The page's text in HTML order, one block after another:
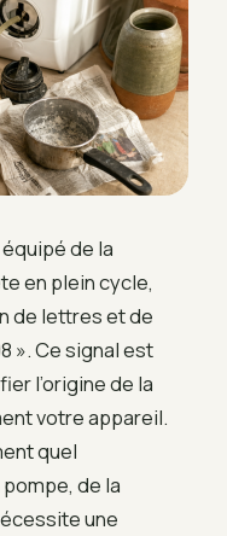
de la
en plein cycle,
de lettres et de
». Ce signal est
l’origine de la
votre appareil.
quel
de la
une